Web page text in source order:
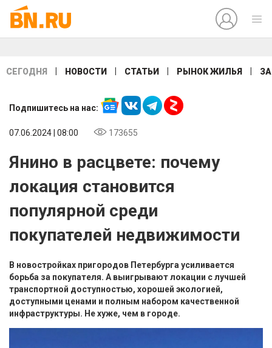
СЕГОДНЯ НОВОСТИ СТАТЬИ РЫНОК ЖИЛЬЯ
Подпишитесь на нас:
07.06.2024 | 08:00 173655
Янино в расцвете: почему
локация становится
популярной среди
покупателей недвижимости
В новостройках пригородов Петербурга усиливается
борьба за покупателя. А выигрывают локации с лучшей
транспортной доступностью, хорошей экологией,
доступными ценами и полным набором качественной
инфраструктуры. Не хуже, чем в городе.